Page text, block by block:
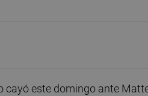
cayó este domingo ante